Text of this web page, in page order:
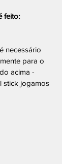
feito:
necessário
para o
acima -
stick jogamos